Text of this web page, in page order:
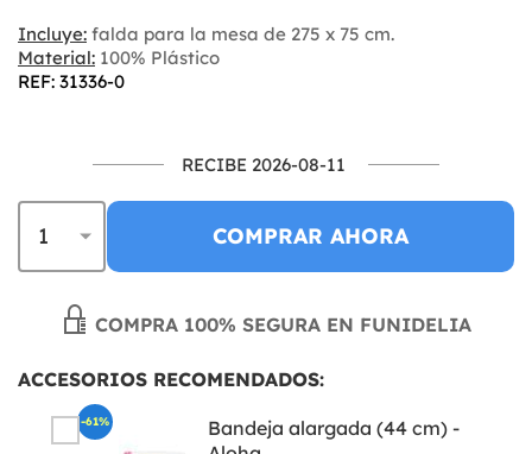
Incluye: falda para la mesa de 275 x 75 cm.
Material: 100% Plástico
REF: 31336-0
RECIBE 2026-08-11
COMPRAR AHORA
COMPRA 100% SEGURA EN FUNIDELIA
ACCESORIOS RECOMENDADOS:
Bandeja alargada (44 cm) -
-61%